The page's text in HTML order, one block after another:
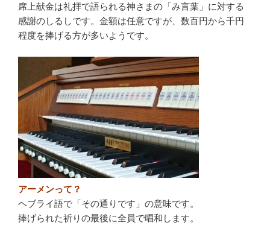
席上献金は礼拝で語られる神さまの「み言葉」に対する
感謝のしるしです。金額は任意ですが、数百円から千円
程度を捧げる方が多いようです。
アーメンって？
ヘブライ語で「その通りです」の意味です。
捧げられた祈りの最後に全員で唱和します。